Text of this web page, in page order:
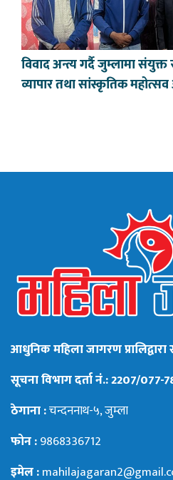
विवाद अन्त्य गर्दै जुम्लामा
व्यापार तथा सांस्कृतिक
आधुनिक महिला जागरण प्रालिद्वारा
सूचना विभाग दर्ता नं.: 2207/077-
ठेगाना :चन्दननाथ-५, जुम्ला
फोन :9868336712
इमेल :